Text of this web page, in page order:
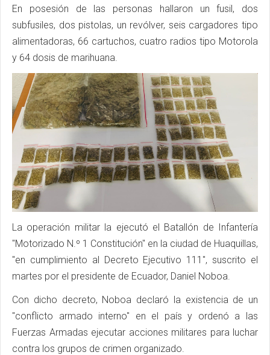
En posesión de las personas hallaron un fusil, dos
subfusiles, dos pistolas, un revólver, seis cargadores tipo
alimentadoras, 66 cartuchos, cuatro radios tipo Motorola
y 64 dosis de marihuana.
La operación militar la ejecutó el Batallón de Infantería
"Motorizado N.º 1 Constitución" en la ciudad de Huaquillas,
"en cumplimiento al Decreto Ejecutivo 111", suscrito el
martes por el presidente de Ecuador, Daniel Noboa.
Con dicho decreto, Noboa declaró la existencia de un
"conflicto armado interno" en el país y ordenó a las
Fuerzas Armadas ejecutar acciones militares para luchar
contra los grupos de crimen organizado.